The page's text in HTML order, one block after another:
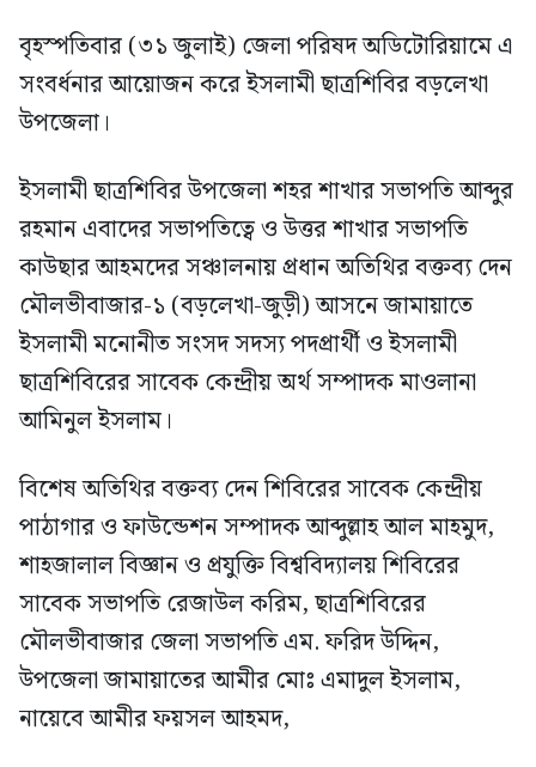
বৃহস্পতিবার (৩১ জুলাই) জেলা পরিষদ অডিটোরিয়ামে এ
সংবর্ধনার আয়োজন করে ইসলামী ছাত্রশিবির বড়লেখা
উপজেলা।
ইসলামী ছাত্রশিবির উপজেলা শহর শাখার সভাপতি আব্দুর
রহমান এবাদের সভাপতিত্বে ও উত্তর শাখার সভাপতি
কাউছার আহমদের সঞ্চালনায় প্রধান অতিথির বক্তব্য দেন
মৌলভীবাজার-১ (বড়লেখা-জুড়ী) আসনে জামায়াতে
ইসলামী মনোনীত সংসদ সদস্য পদপ্রার্থী ও ইসলামী
ছাত্রশিবিরের সাবেক কেন্দ্রীয় অর্থ সম্পাদক মাওলানা
আমিনুল ইসলাম।
বিশেষ অতিথির বক্তব্য দেন শিবিরের সাবেক কেন্দ্রীয়
পাঠাগার ও ফাউন্ডেশন সম্পাদক আব্দুল্লাহ আল মাহমুদ,
শাহজালাল বিজ্ঞান ও প্রযুক্তি বিশ্ববিদ্যালয় শিবিরের
সাবেক সভাপতি রেজাউল করিম, ছাত্রশিবিরের
মৌলভীবাজার জেলা সভাপতি এম. ফরিদ উদ্দিন,
উপজেলা জামায়াতের আমীর মোঃ এমাদুল ইসলাম,
নায়েবে আমীর ফয়সল আহমদ,